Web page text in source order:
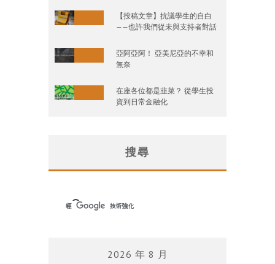
【投稿文章】抗議學生的自白
——也許我們從未與支持者對話
亞阿亞阿！ 亞美尼亞的不幸和
無奈
在座各位都是韭菜？ 從學生投
資到日常金融化
搜尋
2026 年 8 月